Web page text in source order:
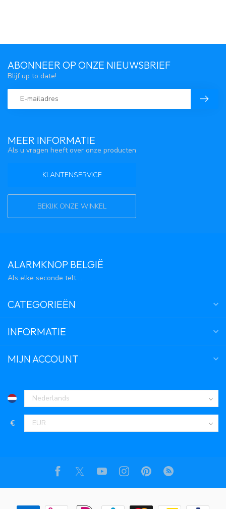
MEER INFORMATIE
Als u vragen heeft over onze producten
KLANTENSERVICE
BEKIJK ONZE WINKEL
ABONNEER OP ONZE NIEUWSBRIEF
Blijf up to date!
ALARMKNOP BELGIË
Als elke seconde telt....
CATEGORIEËN
INFORMATIE
MIJN ACCOUNT
€